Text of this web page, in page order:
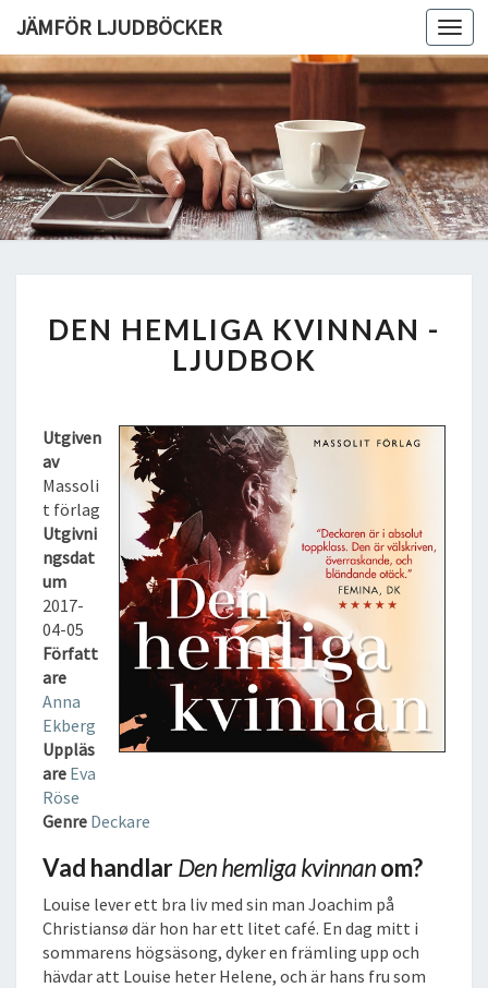
JÄMFÖR LJUDBÖCKER
E
N
H
M
L
I
G
A
K
V
I
N
N
A
N
L
J
DEN HEMLIGA KVINNAN -
LJUDBOK
Utgiven
av
Massoli
t förlag
Utgivni
ngsdat
um
2017-
04-05
Författ
are
Anna
Ekberg
Uppläs
are Eva
Röse
Genre Deckare
Vad handlarDen hemliga kvinnanom?
Louise lever ett bra liv med sin man Joachim på
Christiansø där hon har ett litet café. En dag mitt i
sommarens högsäsong, dyker en främling upp och
hävdar att Louise heter Helene, och är hans fru som